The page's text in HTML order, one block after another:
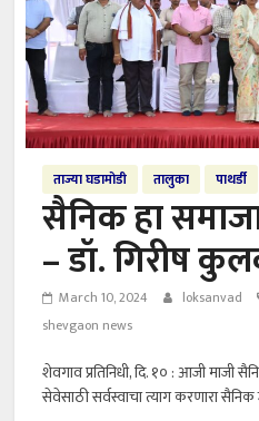
ताज्या घडामोडी तालुका पाथर्डी
सैनिक हा
– डॉ. गिरीष
March 10, 2024 loksanvad
shevgaon news
शेवगाव प्रतिनिधी, दि. १० : आजी माजी
सेवेसाठी सर्वस्वाचा त्याग करणारा सैनिक